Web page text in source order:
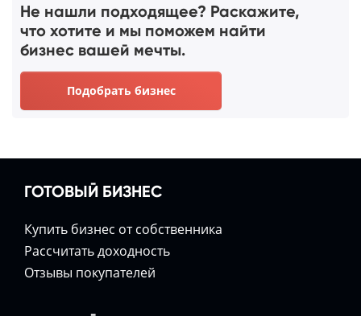
Не нашли подходящее? Раскажите,
что хотите и мы поможем найти
бизнес вашей мечты.
Подобрать бизнес
ГОТОВЫЙ БИЗНЕС
Купить бизнес от собственника
Расcчитать доходность
Отзывы покупателей